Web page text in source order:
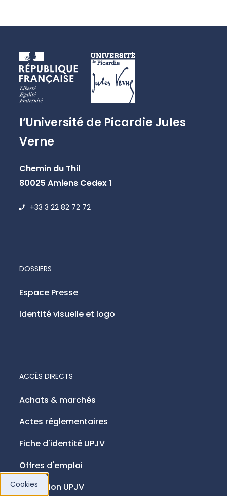
l’Université de Picardie Jules
Verne
Chemin du Thil
80025 Amiens Cedex 1
+33 3 22 82 72 72
ACCÈS DIRECTS
Achats & marchés
Actes réglementaires
Fiche d'identité UPJV
Offres d'emploi
Fondation UPJV
DOSSIERS
Espace Presse
Identité visuelle et logo
Cookies